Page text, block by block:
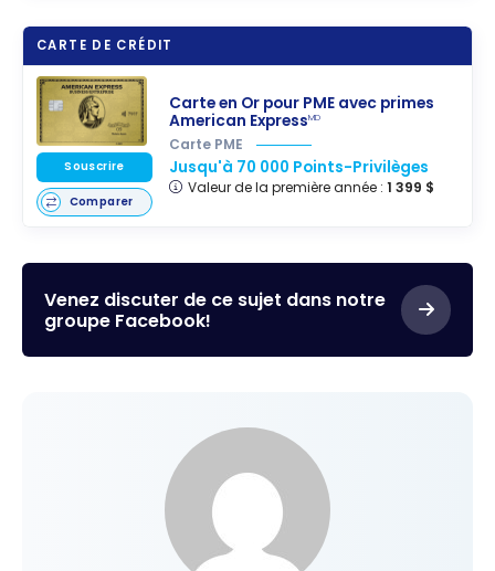
CARTE DE CRÉDIT
Carte en Or pour PME avec primes
American ExpressMD
Carte PME
Jusqu'à 70 000 Points-Privilèges
Valeur de la première année : 1 399 $
Souscrire
Comparer
Venez discuter de ce sujet dans notre
groupe Facebook!